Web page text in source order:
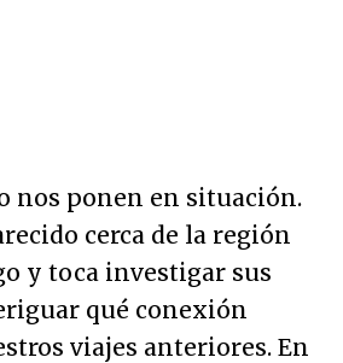
nos ponen en situación.
cerca de la región
y toca investigar sus
qué conexión
viajes anteriores. En